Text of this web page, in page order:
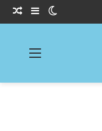
Willekeurig Artikel
Sidebar